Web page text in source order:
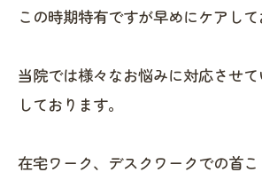
この時期特有ですが早めにケアして
当院では様々なお悩みに対応させ
しております。
在宅ワーク、デスクワークでの首